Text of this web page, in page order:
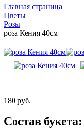
Главная страница
Цветы
Розы
роза Кения 40см
180 руб.
Состав букета: